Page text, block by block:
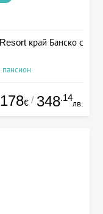
край Банско с
178€ / 348.14
лв.